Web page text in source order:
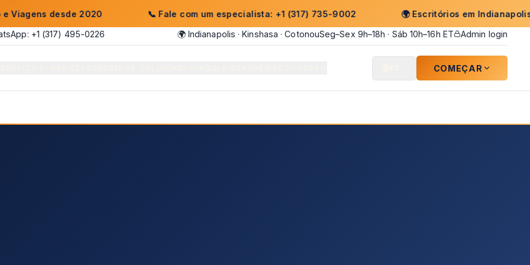
desde 2020 Fale com um especialista: +1 (317) 735-9002
Escritórios em Indianapolis ·
+1 (317) 495-0226 🌍 Indianapolis · Kinshasa · CotonouSeg–Sex 9h–18h · Sáb 10h–16h ET Admin login
COMEÇAR